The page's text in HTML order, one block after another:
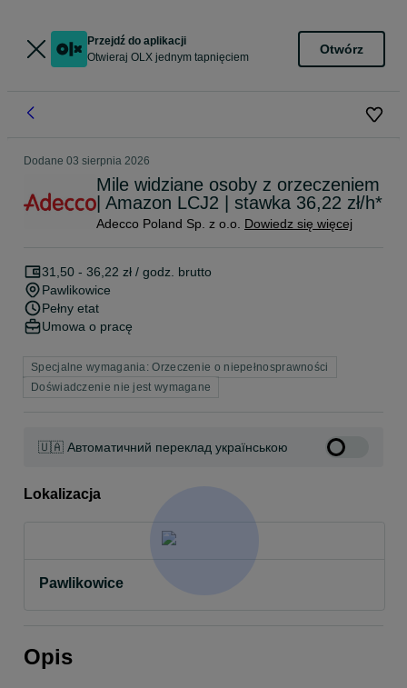
Przejdź do aplikacji
Otwieraj OLX jednym tapnięciem
Otwórz
Dodane 03 sierpnia 2026
Mile widziane osoby z orzeczeniem
| Amazon LCJ2 | stawka 36,22 zł/h*
Adecco Poland Sp. z o.o. Dowiedz się więcej
31,50 - 36,22 zł / godz. brutto
Pawlikowice
Pełny etat
Umowa o pracę
Specjalne wymagania: Orzeczenie o niepełnosprawności
Doświadczenie nie jest wymagane
🇺🇦 Автоматичний переклад українською
Lokalizacja
Pawlikowice
Opis